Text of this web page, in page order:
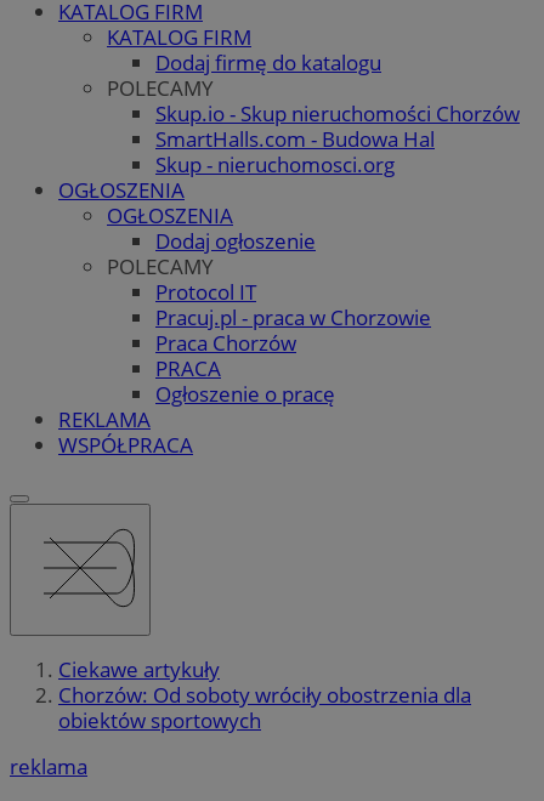
KATALOG FIRM
KATALOG FIRM
Dodaj firmę do katalogu
POLECAMY
Skup.io - Skup nieruchomości Chorzów
SmartHalls.com - Budowa Hal
Skup - nieruchomosci.org
OGŁOSZENIA
OGŁOSZENIA
Dodaj ogłoszenie
POLECAMY
Protocol IT
Pracuj.pl - praca w Chorzowie
Praca Chorzów
PRACA
Ogłoszenie o pracę
REKLAMA
WSPÓŁPRACA
Ciekawe artykuły
Chorzów: Od soboty wróciły obostrzenia dla
obiektów sportowych
reklama